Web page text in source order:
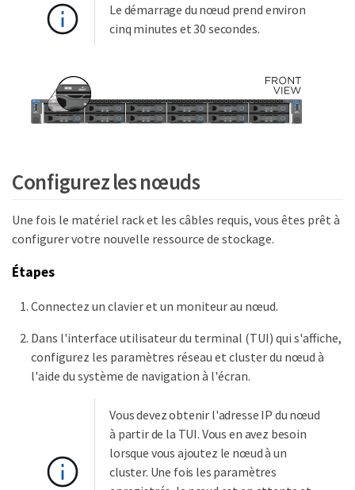
Le démarrage du nœud prend environ
cinq minutes et 30 secondes.
Configurez les nœuds
Une fois le matériel rack et les câbles requis, vous êtes prêt à
configurer votre nouvelle ressource de stockage.
Étapes
Connectez un clavier et un moniteur au nœud.
Dans l'interface utilisateur du terminal (TUI) qui s'affiche,
configurez les paramètres réseau et cluster du nœud à
l'aide du système de navigation à l'écran.
Vous devez obtenir l'adresse IP du nœud
à partir de la TUI. Vous en avez besoin
lorsque vous ajoutez le nœud à un
cluster. Une fois les paramètres